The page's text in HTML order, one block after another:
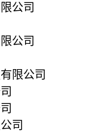
公司
公司
限公司
司